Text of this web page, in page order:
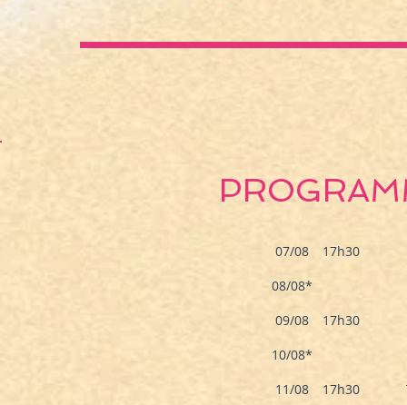
07/08
08/08*
09/08
10/08*
11/08
17h30
17h30
17h30